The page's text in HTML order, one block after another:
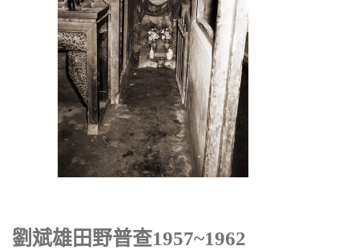
劉斌雄田野普查1957~1962